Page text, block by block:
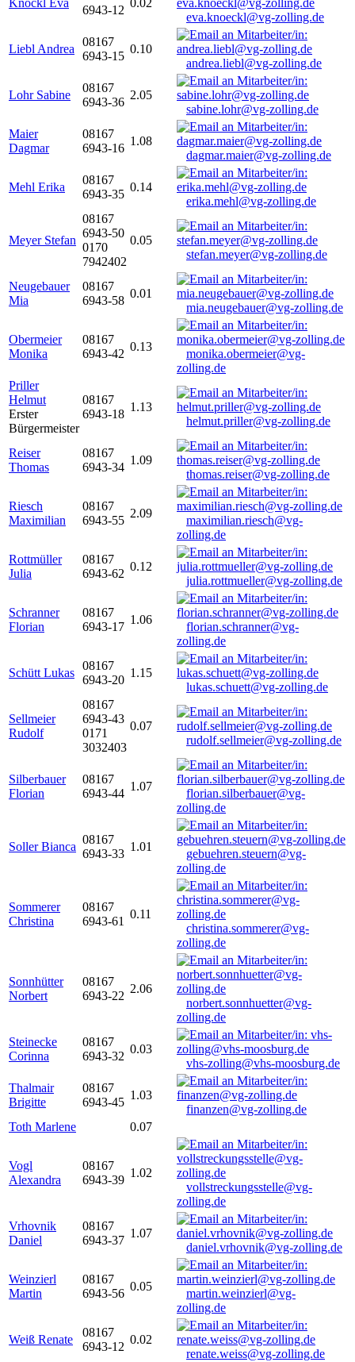
Knöckl Eva
6943-12
0.02
eva.knoeckl@vg-zolling.de
Liebl Andrea
08167
6943-15
0.10
andrea.liebl@vg-zolling.de
Lohr Sabine
08167
6943-36
2.05
sabine.lohr@vg-zolling.de
Maier
Dagmar
08167
6943-16
1.08
dagmar.maier@vg-zolling.de
Mehl Erika
08167
6943-35
0.14
erika.mehl@vg-zolling.de
Meyer Stefan
08167
6943-50
0170
7942402
0.05
stefan.meyer@vg-zolling.de
Neugebauer
Mia
08167
6943-58
0.01
mia.neugebauer@vg-zolling.de
Obermeier
Monika
08167
6943-42
0.13
monika.obermeier@vg-
zolling.de
Priller
Helmut
Erster
Bürgermeister
08167
6943-18
1.13
helmut.priller@vg-zolling.de
Reiser
Thomas
08167
6943-34
1.09
thomas.reiser@vg-zolling.de
Riesch
Maximilian
08167
6943-55
2.09
maximilian.riesch@vg-
zolling.de
Rottmüller
Julia
08167
6943-62
0.12
julia.rottmueller@vg-zolling.de
Schranner
Florian
08167
6943-17
1.06
florian.schranner@vg-
zolling.de
Schütt Lukas
08167
6943-20
1.15
lukas.schuett@vg-zolling.de
Sellmeier
Rudolf
08167
6943-43
0171
3032403
0.07
rudolf.sellmeier@vg-zolling.de
Silberbauer
Florian
08167
6943-44
1.07
florian.silberbauer@vg-
zolling.de
Soller Bianca
08167
6943-33
1.01
gebuehren.steuern@vg-
zolling.de
Sommerer
Christina
08167
6943-61
0.11
christina.sommerer@vg-
zolling.de
Sonnhütter
Norbert
08167
6943-22
2.06
norbert.sonnhuetter@vg-
zolling.de
Steinecke
Corinna
08167
6943-32
0.03
vhs-zolling@vhs-moosburg.de
Thalmair
Brigitte
08167
6943-45
1.03
finanzen@vg-zolling.de
Toth Marlene
0.07
Vogl
Alexandra
08167
6943-39
1.02
vollstreckungsstelle@vg-
zolling.de
Vrhovnik
Daniel
08167
6943-37
1.07
daniel.vrhovnik@vg-zolling.de
Weinzierl
Martin
08167
6943-56
0.05
martin.weinzierl@vg-
zolling.de
Weiß Renate
08167
6943-12
0.02
renate.weiss@vg-zolling.de